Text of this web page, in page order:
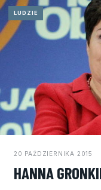
LUDZIE
20 PAŹDZIERNIKA 2015
HANNA